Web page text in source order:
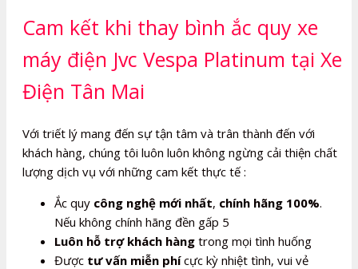
Cam kết khi thay bình ắc quy xe
máy điện Jvc Vespa Platinum tại Xe
Điện Tân Mai
Với triết lý mang đến sự tận tâm và trân thành đến với
khách hàng, chúng tôi luôn luôn không ngừng cải thiện chất
lượng dịch vụ với những cam kết thực tế :
Ắc quy công nghệ mới nhất, chính hãng 100%.
Nếu không chính hãng đền gấp 5
Luôn hỗ trợ khách hàng trong mọi tình huống
Được tư vấn miễn phícực kỳ nhiệt tình, vui vẻ